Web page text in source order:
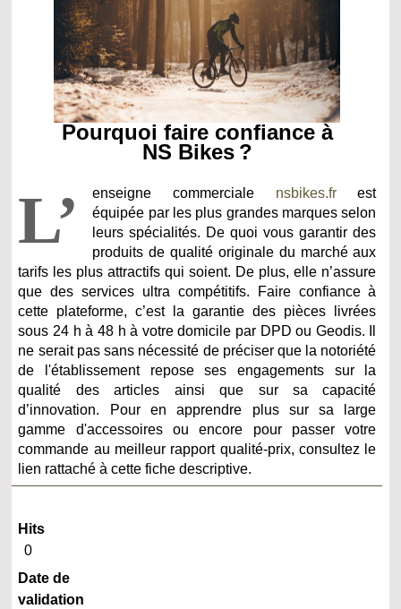
Pourquoi faire confiance à
NS Bikes ?
L’ enseigne commerciale nsbikes.frest
équipée par les plus grandes marques selon
leurs spécialités. De quoi vous garantir des
produits de qualité originale du marché aux
tarifs les plus attractifs qui soient. De plus, elle n’assure
que des services ultra compétitifs. Faire confiance à
cette plateforme, c’est la garantie des pièces livrées
sous 24 h à 48 h à votre domicile par DPD ou Geodis. Il
ne serait pas sans nécessité de préciser que la notoriété
de l'établissement repose ses engagements sur la
qualité des articles ainsi que sur sa capacité
d’innovation. Pour en apprendre plus sur sa large
gamme d'accessoires ou encore pour passer votre
commande au meilleur rapport qualité-prix, consultez le
lien rattaché à cette fiche descriptive.
Hits
0
Date de
validation